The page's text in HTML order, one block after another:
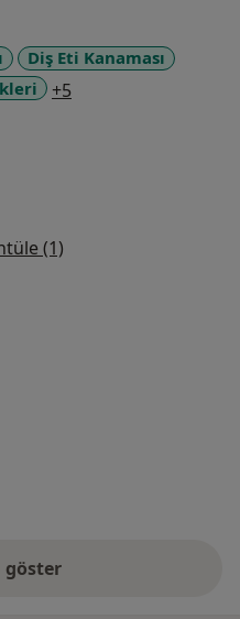
Diş Eti Kanaması
+5
(1)
gösterhakkında